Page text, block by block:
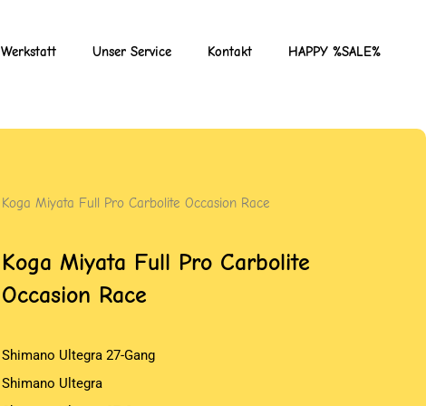
Werkstatt Unser Service Kontakt HAPPY %SALE%
Koga Miyata Full Pro Carbolite Occasion Race
Koga Miyata Full Pro Carbolite
Occasion Race
Shimano Ultegra 27-Gang
Shimano Ultegra